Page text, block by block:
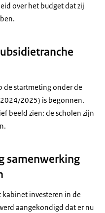
over het budget dat zij
de startmeting onder de
2025) is begonnen.
beeld zien: de scholen zijn
samenwerking
investeren in de
aangekondigd dat er nu